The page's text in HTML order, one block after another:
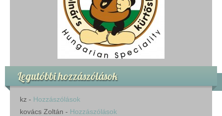
Legutóbbi hozzászólások
kz - Hozzászólások
kovács Zoltán - Hozzászólások